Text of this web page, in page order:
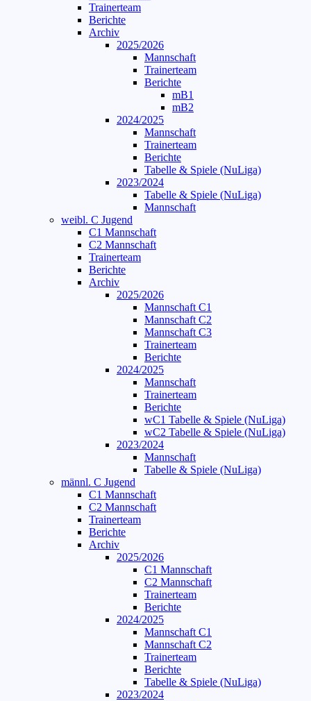
Trainerteam
Berichte
Archiv
2025/2026
Mannschaft
Trainerteam
Berichte
mB1
mB2
2024/2025
Mannschaft
Trainerteam
Berichte
Tabelle & Spiele (NuLiga)
2023/2024
Tabelle & Spiele (NuLiga)
Mannschaft
weibl. C Jugend
C1 Mannschaft
C2 Mannschaft
Trainerteam
Berichte
Archiv
2025/2026
Mannschaft C1
Mannschaft C2
Mannschaft C3
Trainerteam
Berichte
2024/2025
Mannschaft
Trainerteam
Berichte
wC1 Tabelle & Spiele (NuLiga)
wC2 Tabelle & Spiele (NuLiga)
2023/2024
Mannschaft
Tabelle & Spiele (NuLiga)
männl. C Jugend
C1 Mannschaft
C2 Mannschaft
Trainerteam
Berichte
Archiv
2025/2026
C1 Mannschaft
C2 Mannschaft
Trainerteam
Berichte
2024/2025
Mannschaft C1
Mannschaft C2
Trainerteam
Berichte
Tabelle & Spiele (NuLiga)
2023/2024